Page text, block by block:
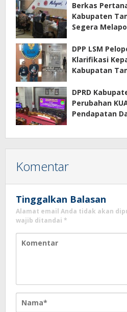
Berkas
Kabupaten
Segera
DPP LSM
Klarifikasi
Kabupatan
Terkait Sewa
DPRD
Perubahan
Pendapatan
Komentar
Tinggalkan Balasan
Alamat email Anda tidak akan
wajib ditandai *